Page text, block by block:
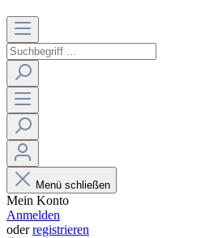
Menü schließen
Mein Konto
Anmelden
oderregistrieren